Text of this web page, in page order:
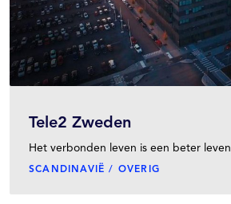
Tele2 Zweden
Het verbonden leven is een beter leven
SCANDINAVIË / OVERIG